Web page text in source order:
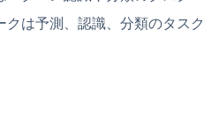
クは予測、認識、分類のタスク